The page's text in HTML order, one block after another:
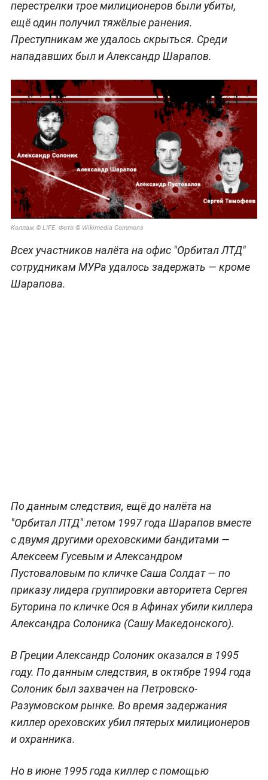
перестрелки трое милиционеров были убиты,
ещё один получил тяжёлые ранения.
Преступникам же удалось скрыться. Среди
нападавших был и Александр Шарапов.
Коллаж © L!FE. Фото © Wikimedia Commons
Всех участников налёта на офис "Орбитал ЛТД"
сотрудникам МУРа удалось задержать — кроме
Шарапова.
По данным следствия, ещё до налёта на
"Орбитал ЛТД" летом 1997 года Шарапов вместе
с двумя другими ореховскими бандитами —
Алексеем Гусевым и Александром
Пустоваловым по кличке Саша Солдат — по
приказу лидера группировки авторитета Сергея
Буторина по кличке Ося в Афинах убили киллера
Александра Солоника (Сашу Македонского).
В Греции Александр Солоник оказался в 1995
году. По данным следствия, в октябре 1994 года
Солоник был захвачен на Петровско-
Разумовском рынке. Во время задержания
киллер ореховских убил пятерых милиционеров
и охранника.
Но в июне 1995 года киллер с помощью